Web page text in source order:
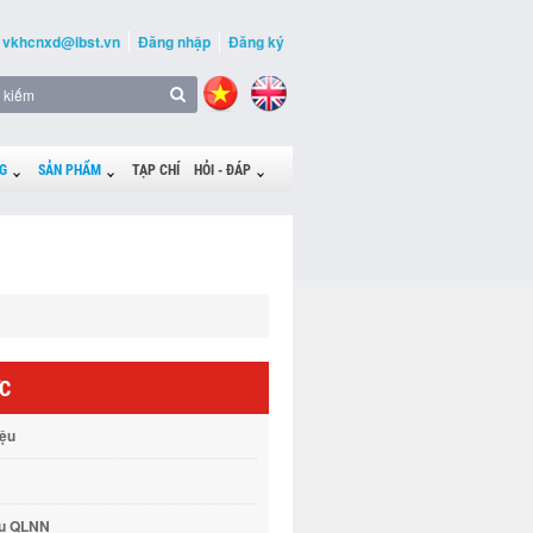
vkhcnxd@ibst.vn Đăng nhập Đăng ký
SẢN PHẨM TẠP CHÍ HỎI - ĐÁP
QLNN